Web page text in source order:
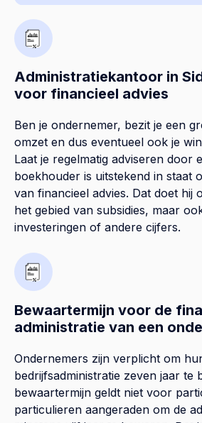
Administratiekantoor in
voor financieel advies
Ben je ondernemer, bezit je een
omzet en dus eventueel ook je
Laat je regelmatig adviseren door
boekhouder is uitstekend in staat
van financieel advies. Dat doet hij
het gebied van subsidies, maar
investeringen of andere cijfers.
Bewaartermijn voor de
administratie van een
Ondernemers zijn verplicht om
bedrijfsadministratie zeven jaar te
bewaartermijn geldt niet voor
particulieren aangeraden om de